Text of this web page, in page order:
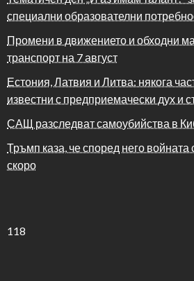
специални образователни
Промени в движението и обходни
транспорт на 7 август
Естония, Латвия и Литва: някога
известни с предприемачески дух и
САЩ разследват самоубийства в
Тръмп каза, че според него
скоро
118